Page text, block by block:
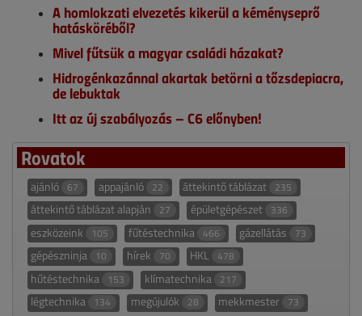
A homlokzati elvezetés kikerül a kéményseprő
hatásköréből?
Mivel fűtsük a magyar családi házakat?
Hidrogénkazánnal akartak betörni a tőzsdepiacra,
de lebuktak
Itt az új szabályozás – C6 előnyben!
Rovatok
ajánló 67 appajánló 22 áttekintő táblázat 235
áttekintő táblázat alapján 27 épületgépészet 336
eszközeink 105 fűtéstechnika 466 gázellátás 73
gépészninja 10 hírek 70 HKL 478
hűtéstechnika 153 klímatechnika 217
légtechnika 134 megújulók 28 mekkmester 73